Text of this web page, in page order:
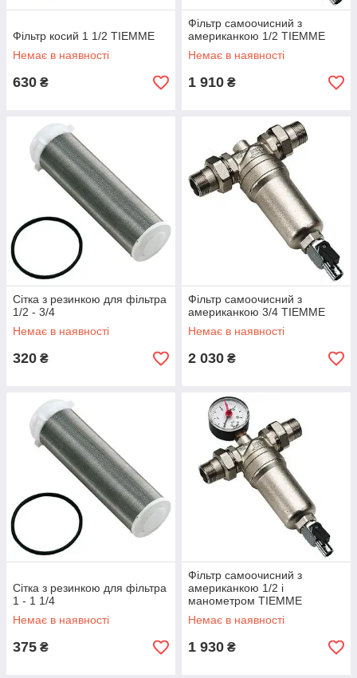
Фільтр косий 1 1/2 ТIEMME
Немає в наявності
630 ₴
Фільтр самоочисний з
американкою 1/2 TIEMME
Немає в наявності
1 910 ₴
Сітка з резинкою для фільтра
1/2 - 3/4
Немає в наявності
320 ₴
Фільтр самоочисний з
американкою 3/4 TIEMME
Немає в наявності
2 030 ₴
Сітка з резинкою для фільтра
1 - 1 1/4
Немає в наявності
375 ₴
Фільтр самоочисний з
американкою 1/2 і
манометром TIEMME
Немає в наявності
1 930 ₴